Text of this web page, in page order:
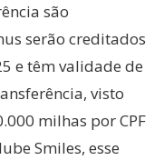
são
serão creditados
e têm validade de
visto
milhas por CPF
Smiles, esse